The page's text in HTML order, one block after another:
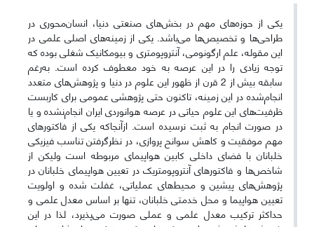
یکی از حوزه‌های مهم در بخش‌های صنعتی دنیا، انسان‌محوری در
طراحی‌ها و تخصیص‌ها می‌باشد. یکی از زمینه‌های اصلی علمی در
این مقوله، علم ارگونومی، آنتروپومتری و بیومکانیک شغلی بوده که
توجه زیادی را در این عرصه به خود معطوف کرده است. به‌رغم
سابقه بیش از 2 قرن از ظهور این علوم در دنیا و پژوهش‌های متعدد
انجام‌شده در این زمینه، تاکنون حتی پژوهشی عمومی برای کاربست
ظرفیت‌های این علوم حیاتی در عرصه هوانوردی ایران انجام‌نشده و یا
در صورت انجام به ثبت نرسیده است. ازآنجاکه یکی از فاکتورهای
مهم موفقیت و کاهش سوانح پروازی، در نظرگرفتن تناسب فیزیکی
خلبانان با فضای داخلی کابین هواپیمای مربوطه است ولیکن از
شاخص‌ها و فاکتورهای آنتروپومتریک در تعیین هواپیمای خلبانان در
پژوهش‌های پیشین و محیط‌های عملیاتی، غفلت شده و اولویت
تعیین هواپیما و محل خدمتی خلبانان، تنها بر اساس معدل علمی و
حداکثر ترکیب معدل علمی و عملی صورت می‌پذیرد، لذا در این